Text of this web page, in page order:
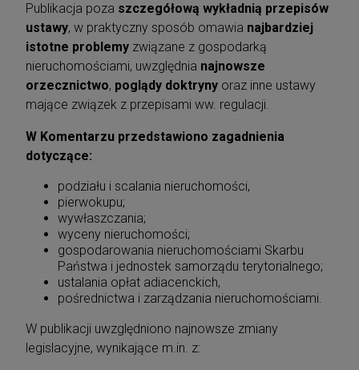
Publikacja poza szczegółową wykładnią przepisów
ustawy, w praktyczny sposób omawia najbardziej
istotne problemy związane z gospodarką
nieruchomościami, uwzględnia najnowsze
orzecznictwo, poglądy doktryny oraz inne ustawy
mające związek z przepisami ww. regulacji.
W Komentarzu przedstawiono zagadnienia
dotyczące:
podziału i scalania nieruchomości,
pierwokupu;
wywłaszczania;
wyceny nieruchomości;
gospodarowania nieruchomościami Skarbu
Państwa i jednostek samorządu terytorialnego;
ustalania opłat adiacenckich,
pośrednictwa i zarządzania nieruchomościami.
W publikacji uwzględniono najnowsze zmiany
legislacyjne, wynikające m.in. z: